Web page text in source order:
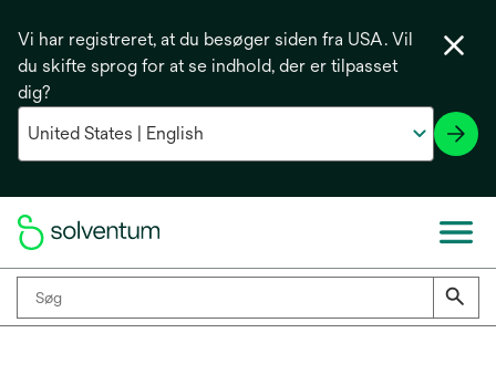
Vi har registreret, at du besøger siden fra USA. Vil
du skifte sprog for at se indhold, der er tilpasset
dig?